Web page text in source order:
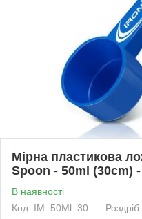
Мірна пластикова
Spoon - 50ml (30cm)
В наявності
Код: IM_50Ml_30
Роздріб